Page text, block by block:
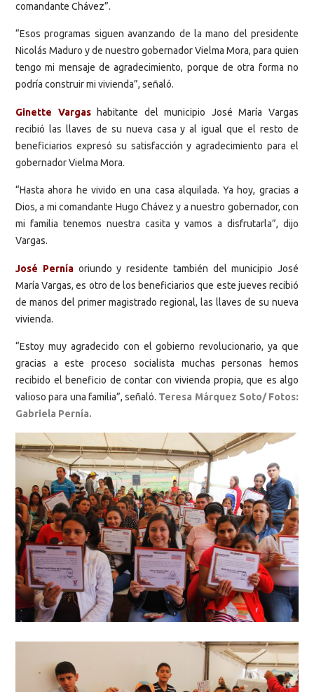
comandante Chávez”.
“Esos programas siguen avanzando de la mano del presidente
Nicolás Maduro y de nuestro gobernador Vielma Mora, para quien
tengo mi mensaje de agradecimiento, porque de otra forma no
podría construir mi vivienda”, señaló.
Ginette Vargas
habitante del municipio José María Vargas
recibió las llaves de su nueva casa y al igual que el resto de
beneficiarios expresó su satisfacción y agradecimiento para el
gobernador Vielma Mora.
“Hasta ahora he vivido en una casa alquilada. Ya hoy, gracias a
Dios, a mi comandante Hugo Chávez y a nuestro gobernador, con
mi familia tenemos nuestra casita y vamos a disfrutarla”, dijo
Vargas.
José Perníaoriundo y residente también del municipio José
María Vargas, es otro de los beneficiarios que este jueves recibió
de manos del primer magistrado regional, las llaves de su nueva
vivienda.
“Estoy muy agradecido con el gobierno revolucionario, ya que
gracias a este proceso socialista muchas personas hemos
recibido el beneficio de contar con vivienda propia, que es algo
valioso para una familia”, señaló. Teresa Márquez Soto/ Fotos:
Gabriela Pernía.